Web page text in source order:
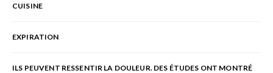
CUISINE
EXPIRATION
ILS PEUVENT RESSENTIR LA DOULEUR. DES ÉTUDES ONT MONTRÉ